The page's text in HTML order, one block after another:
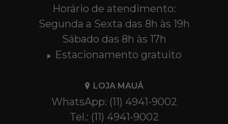
Horário de atendimento:
Segunda a Sexta das 8h às 19h
Sábado das 8h às 17h
Estacionamento gratuito
LOJA MAUÁ
WhatsApp: (11) 4941-9002
Tel.: (11) 4941-9002